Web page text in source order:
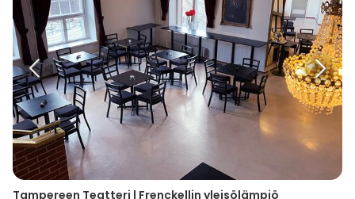
Tampereen Teatteri | Frenckellin yleisölämpiö